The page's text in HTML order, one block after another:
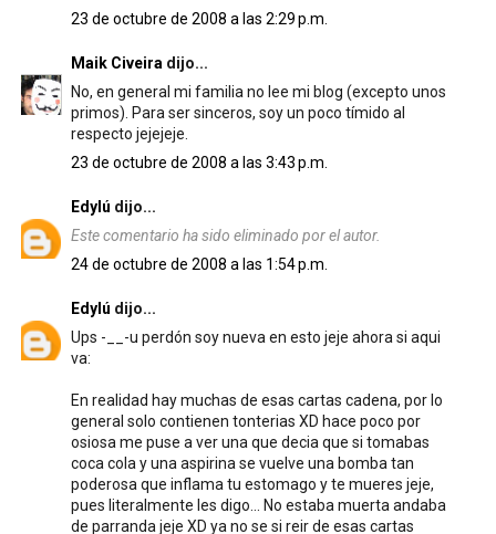
23 de octubre de 2008 a las 2:29 p.m.
Maik Civeira dijo...
No, en general mi familia no lee mi blog (excepto unos
primos). Para ser sinceros, soy un poco tímido al
respecto jejejeje.
23 de octubre de 2008 a las 3:43 p.m.
Edylú dijo...
Este comentario ha sido eliminado por el autor.
24 de octubre de 2008 a las 1:54 p.m.
Edylú dijo...
Ups -__-u perdón soy nueva en esto jeje ahora si aqui
va:
En realidad hay muchas de esas cartas cadena, por lo
general solo contienen tonterias XD hace poco por
osiosa me puse a ver una que decia que si tomabas
coca cola y una aspirina se vuelve una bomba tan
poderosa que inflama tu estomago y te mueres jeje,
pues literalmente les digo... No estaba muerta andaba
de parranda jeje XD ya no se si reir de esas cartas